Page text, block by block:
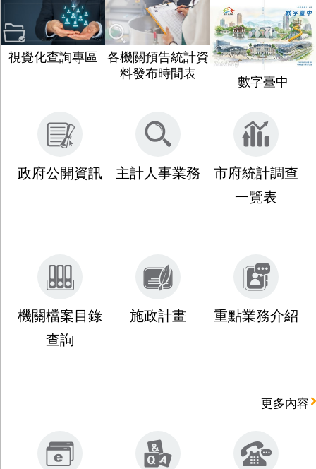
視覺化查詢專區
各機關預告統計資
料發布時間表
數字臺中
政府公開資訊 主計人事業務
市府統計調查
一覽表
機關檔案目錄
查詢
施政計畫 重點業務介紹
更多內容